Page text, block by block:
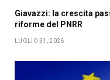
Giavazzi: la crescita
riforme del PNRR
LUGLIO 31, 2026